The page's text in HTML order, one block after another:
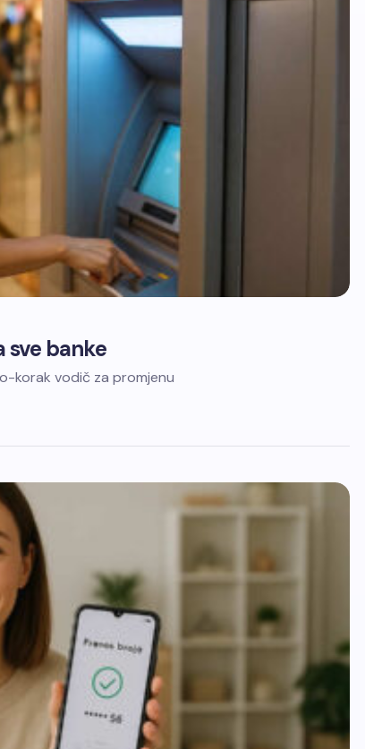
sve banke
korak vodič za promjenu